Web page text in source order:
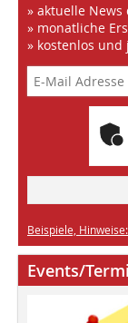
» aktuelle
» monatliche
» kostenlos
Beispiele,
Events/